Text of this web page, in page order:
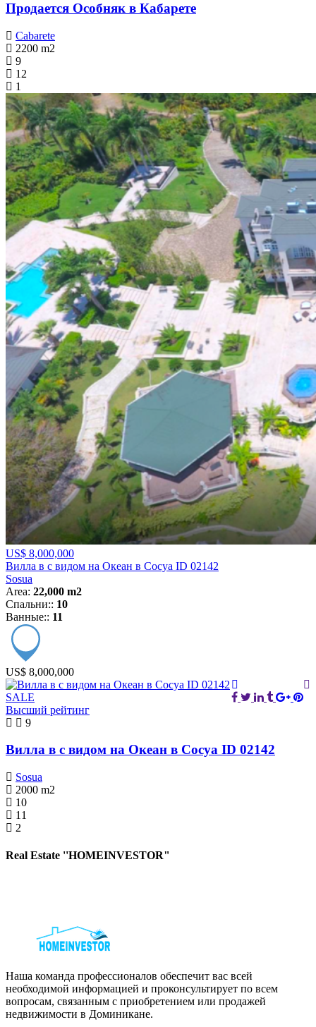
Продается Особняк в Кабарете
Cabarete
2200 m2
9
12
1
US$ 8,000,000
Вилла в с видом на Океан в Сосуа ID 02142
Sosua
Area: 22,000 m2
Спальни:: 10
Ванные:: 11
US$ 8,000,000
SALE
Высший рейтинг
9
Вилла в с видом на Океан в Сосуа ID 02142
Sosua
2000 m2
10
11
2
Real Estate ''HOMEINVESTOR"
Наша команда профессионалов обеспечит вас всей
необходимой информацией и проконсультирует по всем
вопросам, связанным с приобретением или продажей
недвижимости в Доминикане.